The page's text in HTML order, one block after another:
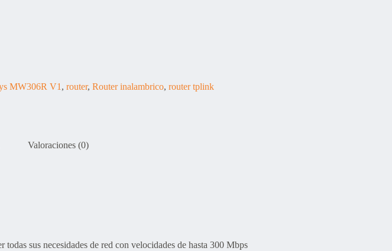
MW306R V1 , router, Router inalambrico, router tplink
Valoraciones (0)
sus necesidades de red con velocidades de hasta 300 Mbps